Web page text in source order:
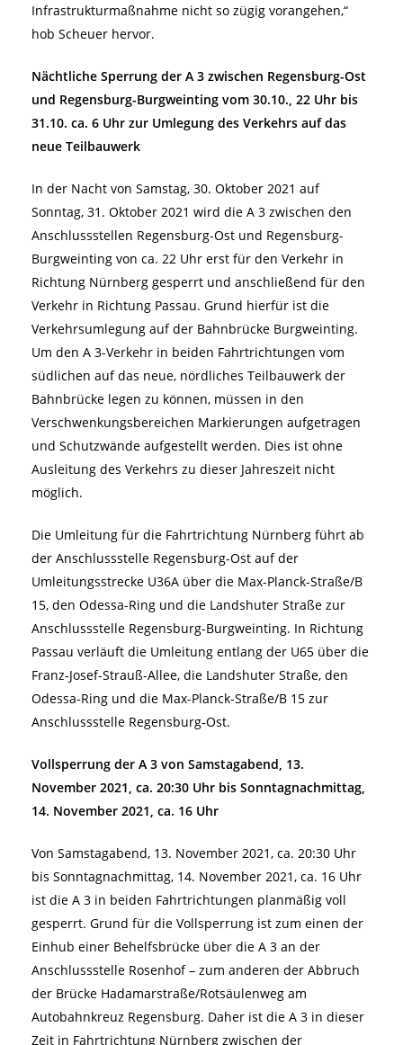
Infrastrukturmaßnahme nicht so zügig vorangehen,“
hob Scheuer hervor.
Nächtliche Sperrung der A 3 zwischen Regensburg-Ost
und Regensburg-Burgweinting vom 30.10., 22 Uhr bis
31.10. ca. 6 Uhr zur Umlegung des Verkehrs auf das
neue Teilbauwerk
In der Nacht von Samstag, 30. Oktober 2021 auf
Sonntag, 31. Oktober 2021 wird die A 3 zwischen den
Anschlussstellen Regensburg-Ost und Regensburg-
Burgweinting von ca. 22 Uhr erst für den Verkehr in
Richtung Nürnberg gesperrt und anschließend für den
Verkehr in Richtung Passau. Grund hierfür ist die
Verkehrsumlegung auf der Bahnbrücke Burgweinting.
Um den A 3-Verkehr in beiden Fahrtrichtungen vom
südlichen auf das neue, nördliches Teilbauwerk der
Bahnbrücke legen zu können, müssen in den
Verschwenkungsbereichen Markierungen aufgetragen
und Schutzwände aufgestellt werden. Dies ist ohne
Ausleitung des Verkehrs zu dieser Jahreszeit nicht
möglich.
Die Umleitung für die Fahrtrichtung Nürnberg führt ab
der Anschlussstelle Regensburg-Ost auf der
Umleitungsstrecke U36A über die Max-Planck-Straße/B
15, den Odessa-Ring und die Landshuter Straße zur
Anschlussstelle Regensburg-Burgweinting. In Richtung
Passau verläuft die Umleitung entlang der U65 über die
Franz-Josef-Strauß-Allee, die Landshuter Straße, den
Odessa-Ring und die Max-Planck-Straße/B 15 zur
Anschlussstelle Regensburg-Ost.
Vollsperrung der A 3 von Samstagabend, 13.
November 2021, ca. 20:30 Uhr bis Sonntagnachmittag,
14. November 2021, ca. 16 Uhr
Von Samstagabend, 13. November 2021, ca. 20:30 Uhr
bis Sonntagnachmittag, 14. November 2021, ca. 16 Uhr
ist die A 3 in beiden Fahrtrichtungen planmäßig voll
gesperrt. Grund für die Vollsperrung ist zum einen der
Einhub einer Behelfsbrücke über die A 3 an der
Anschlussstelle Rosenhof – zum anderen der Abbruch
der Brücke Hadamarstraße/Rotsäulenweg am
Autobahnkreuz Regensburg. Daher ist die A 3 in dieser
Zeit in Fahrtrichtung Nürnberg zwischen der